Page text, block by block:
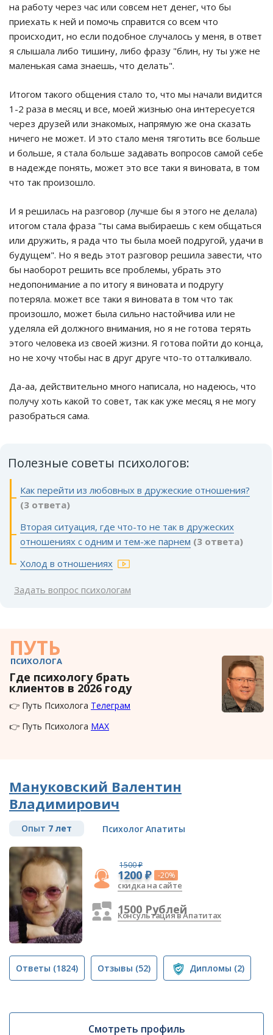
на работу через час или совсем нет денег, что бы
приехать к ней и помочь справится со всем что
происходит, но если подобное случалось у меня, в ответ
я слышала либо тишину, либо фразу "блин, ну ты уже не
маленькая сама знаешь, что делать".
Итогом такого общения стало то, что мы начали видится
1-2 раза в месяц и все, моей жизнью она интересуется
через друзей или знакомых, напрямую же она сказать
ничего не может. И это стало меня тяготить все больше
и больше, я стала больше задавать вопросов самой себе
в надежде понять, может это все таки я виновата, в том
что так произошло.
И я решилась на разговор (лучше бы я этого не делала)
итогом стала фраза "ты сама выбираешь с кем общаться
или дружить, я рада что ты была моей подругой, удачи в
будущем". Но я ведь этот разговор решила завести, что
бы наоборот решить все проблемы, убрать это
недопонимание а по итогу я виновата и подругу
потеряла. может все таки я виновата в том что так
произошло, может была сильно настойчива или не
уделяла ей должного внимания, но я не готова терять
этого человека из своей жизни. Я готова пойти до конца,
но не хочу чтобы нас в друг друге что-то отталкивало.
Да-аа, действительно много написала, но надеюсь, что
получу хоть какой то совет, так как уже месяц я не могу
разобраться сама.
Полезные советы психологов:
Как перейти из любовных в дружеские отношения?
(3 ответа)
Вторая ситуация, где что-то не так в дружеских
отношениях с одним и тем-же парнем (3 ответа)
Холод в отношениях
Задать вопрос психологам
ПУТЬ
ПСИХОЛОГА
Где психологу брать
клиентов в 2026 году
👉 Путь Психолога Телеграм
👉 Путь Психолога MAX
Мануковский Валентин
Владимирович
Опыт 7 лет Психолог Апатиты
1500 ₽
1200 ₽ -20%
скидка на сайте
1500 Рублей
Консультация в Апатитах
Ответы (1824) Отзывы (52) Дипломы (2)
Смотреть профиль